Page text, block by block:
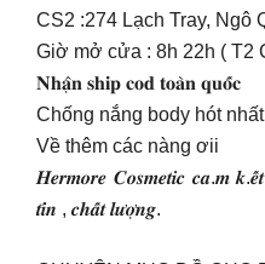
CS2 :274 Lạch Tray, Ngô
Giờ mở cửa : 8h 22h ( T2
𝐍𝐡𝐚̣̂𝐧 𝐬𝐡𝐢𝐩 𝐜𝐨𝐝 𝐭𝐨𝐚̀𝐧 𝐪𝐮𝐨̂́𝐜
Chống nắng body hót
Về thêm các nàng ơii
𝑯𝒆𝒓𝒎𝒐𝒓𝒆 𝑪𝒐𝒔𝒎𝒆𝒕𝒊𝒄 𝒄𝒂.𝒎
𝒕𝒊́𝒏 , 𝒄𝒉𝒂̂́𝒕 𝒍𝒖̛𝒐̛̣𝒏𝒈.